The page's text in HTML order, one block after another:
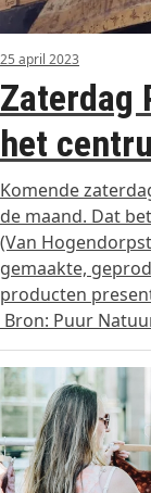
25 april 2023
Zaterdag
het
Komende
de maand. Dat
(Van
gemaakte,
producten
Bron: Puur